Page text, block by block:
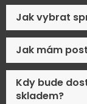
Jak vybrat
Jak mám
Kdy bude
skladem?